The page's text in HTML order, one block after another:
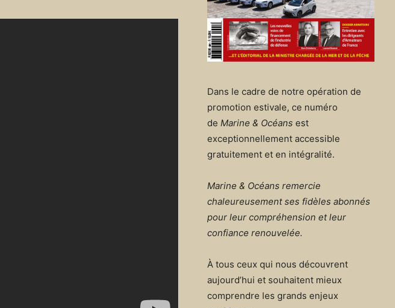
Dans le cadre de notre opération de
promotion estivale, ce numéro
de Marine & Océans est
exceptionnellement accessible
gratuitement et en intégralité.
Marine & Océans remercie
chaleureusement ses fidèles abonnés
pour leur compréhension et leur
confiance renouvelée.
À tous ceux qui nous découvrent
aujourd’hui et souhaitent mieux
comprendre les grands enjeux